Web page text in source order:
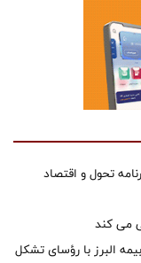
تحول و اقتصاد
می کند
البرز با رؤسای تشکل